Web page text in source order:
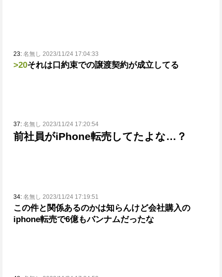
23: 名無し 2023/11/24 17:04:33
>20それは口約束での譲渡契約が成立してる
37: 名無し 2023/11/24 17:20:54
前社員がiPhone転売してたよな…？
34: 名無し 2023/11/24 17:19:51
この件と関係あるのかは知らんけど会社購入の
iphone転売で6億もバンナムだったな